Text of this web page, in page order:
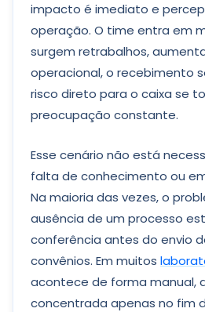
impacto é imediato e
operação. O time entra em
surgem retrabalhos,
operacional, o recebimento
risco direto para o caixa se
preocupação constante.
Esse cenário não está
falta de conhecimento ou
Na maioria das vezes, o
ausência de um processo
conferência antes do envio
convênios. Em muitos
acontece de forma manual,
concentrada apenas no fim